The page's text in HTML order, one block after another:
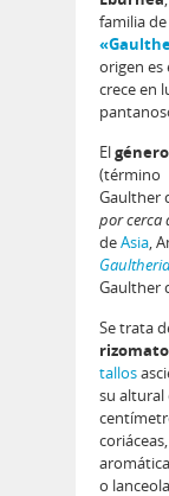
familia de
origen es
crece en
Elgénero
(término
Gaulther
por cerca
deAsia,
Gaultheria
Gaulther
Se trata
tallos
su altural
o